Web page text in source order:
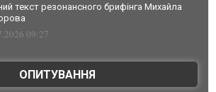
текст резонансного брифінга Михайла
09:27
ОПИТУВАННЯ